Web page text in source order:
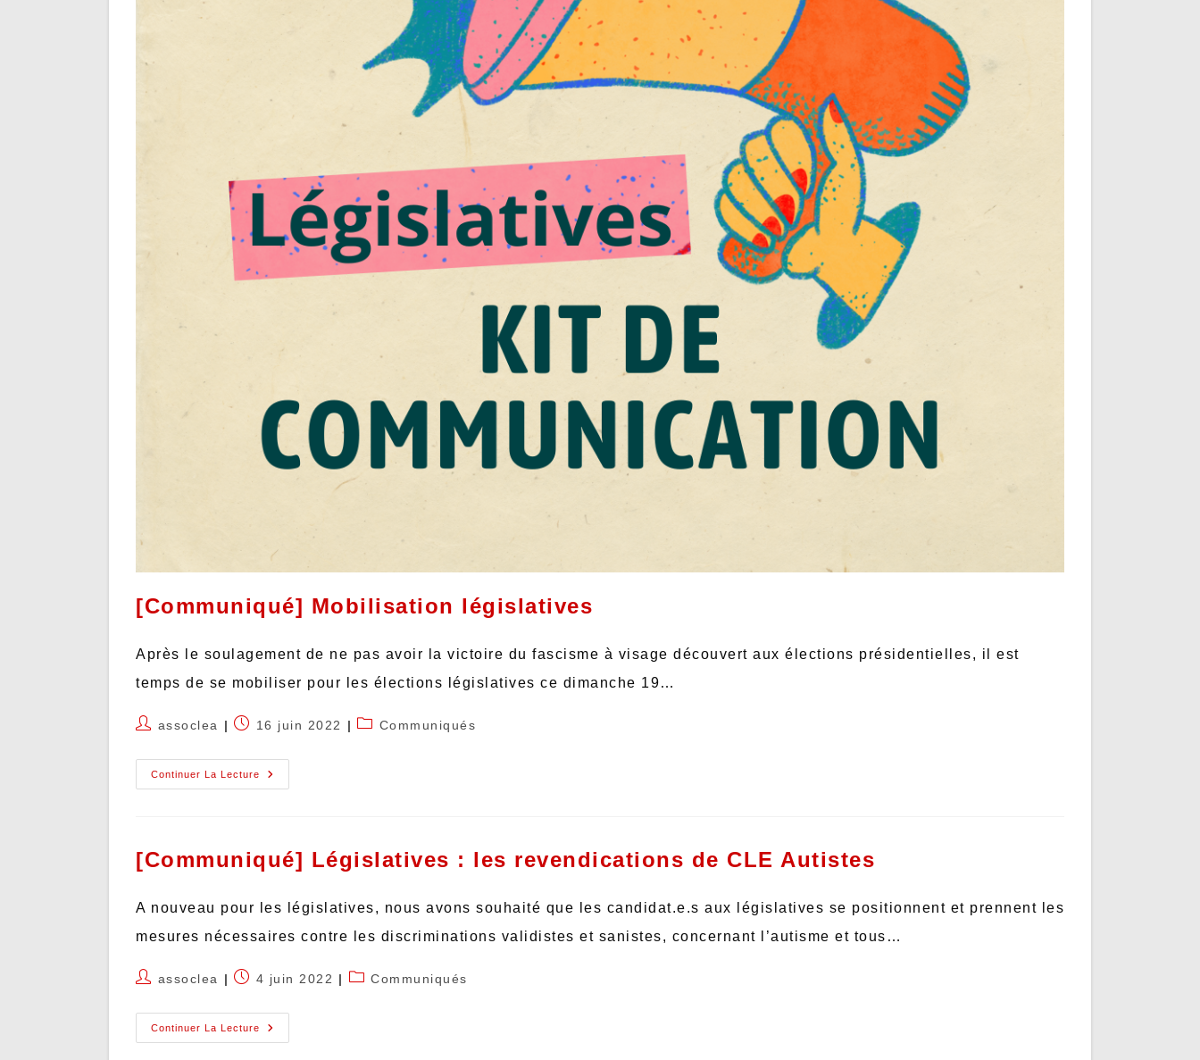
[Communiqué] Mobilisation législatives
Après le soulagement de ne pas avoir la victoire du fascisme à visage découvert aux élections présidentielles, il est
temps de se mobiliser pour les élections législatives ce dimanche 19…
assoclea 16 juin 2022 Communiqués
Continuer La Lecture
[Communiqué] Législatives : les revendications de CLE Autistes
A nouveau pour les législatives, nous avons souhaité que les candidat.e.s aux législatives se positionnent et prennent les
mesures nécessaires contre les discriminations validistes et sanistes, concernant l’autisme et tous…
assoclea 4 juin 2022 Communiqués
Continuer La Lecture